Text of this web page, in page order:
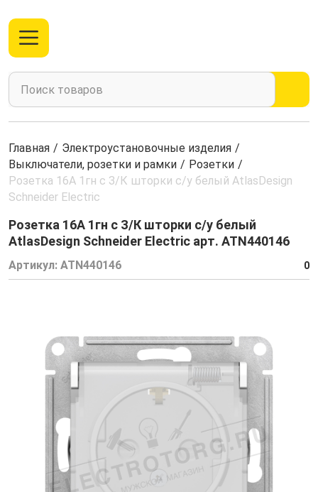
Главная / Электроустановочные изделия /
Выключатели, розетки и рамки / Розетки /
Розетка 16А 1гн с З/К шторки с/у белый AtlasDesign
Schneider Electric
Розетка 16А 1гн с З/К шторки с/у белый
AtlasDesign Schneider Electric арт. ATN440146
Артикул: ATN440146 0